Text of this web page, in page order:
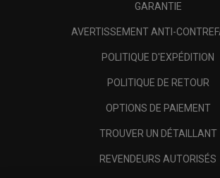
GARANTIE
AVERTISSEMENT ANTI-
POLITIQUE D'EXPÉDITION
POLITIQUE DE RETOUR
OPTIONS DE PAIEMENT
TROUVER UN DÉTAILLANT
REVENDEURS AUTORISÉS